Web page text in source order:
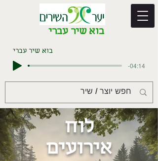
בוא שיר עברי
בוא שיר עברי
-04:14
לוח
אירועים